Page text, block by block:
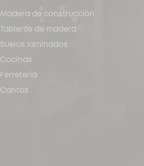
Madera de construcción
Tableros de madera
Suelos laminados
Cocinas
Ferretería
Cantos